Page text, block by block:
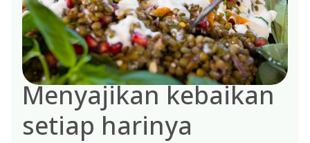
Menyajikan kebaikan
setiap harinya